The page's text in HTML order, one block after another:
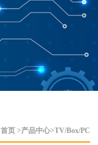
首页 >产品中心>TV/Box/PC